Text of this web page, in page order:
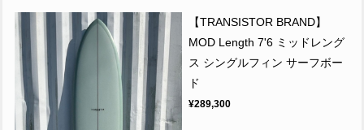
【TRANSISTOR BRAND】
MOD Length 7'6 ミッドレング
ス シングルフィン サーフボー
ド
¥289,300